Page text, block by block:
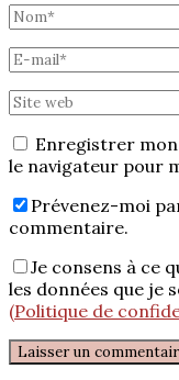
Enregistrer
le navigateur pour
Prévenez-moi
commentaire.
Je consens à ce
les données que je
(Politique de